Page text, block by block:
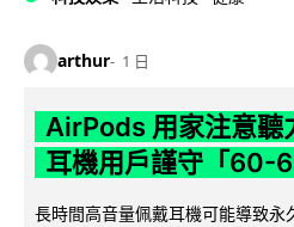
arthur 1 日
AirPods 用家注意聽
耳機用戶謹守「60-
長時間高音量佩戴耳機可能導致